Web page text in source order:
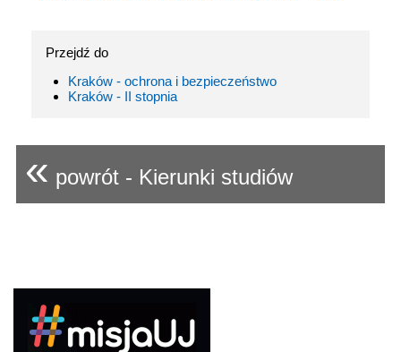
Przejdź do
Kraków - ochrona i bezpieczeństwo
Kraków - II stopnia
« powrót - Kierunki studiów